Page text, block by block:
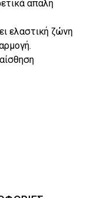
απαλή
ελαστική ζώνη